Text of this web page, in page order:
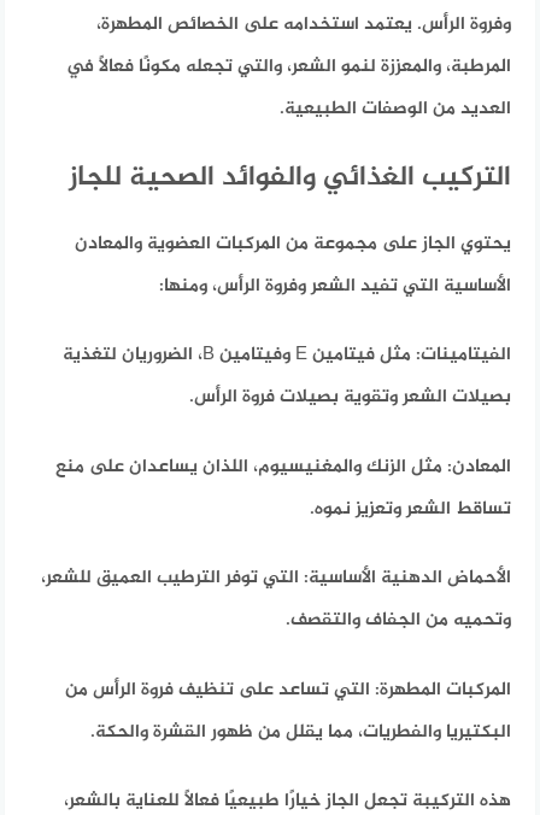
وفروة الرأس. يعتمد استخدامه على الخصائص المطهرة،
المرطبة، والمعززة لنمو الشعر، والتي تجعله مكونًا فعالًا في
العديد من الوصفات الطبيعية.
التركيب الغذائي والفوائد الصحية للجاز
يحتوي الجاز على مجموعة من المركبات العضوية والمعادن
الأساسية التي تفيد الشعر وفروة الرأس، ومنها:
الفيتامينات:
مثل فيتامين E وفيتامين B، الضروريان لتغذية
بصيلات الشعر وتقوية بصيلات فروة الرأس.
المعادن: مثل الزنك والمغنيسيوم، اللذان يساعدان على منع
تساقط الشعر وتعزيز نموه.
الأحماض الدهنية الأساسية: التي توفر الترطيب العميق للشعر،
وتحميه من الجفاف والتقصف.
المركبات المطهرة: التي تساعد على تنظيف فروة الرأس من
البكتيريا والفطريات، مما يقلل من ظهور القشرة والحكة.
هذه التركيبة تجعل الجاز خيارًا طبيعيًا فعالًا للعناية بالشعر،